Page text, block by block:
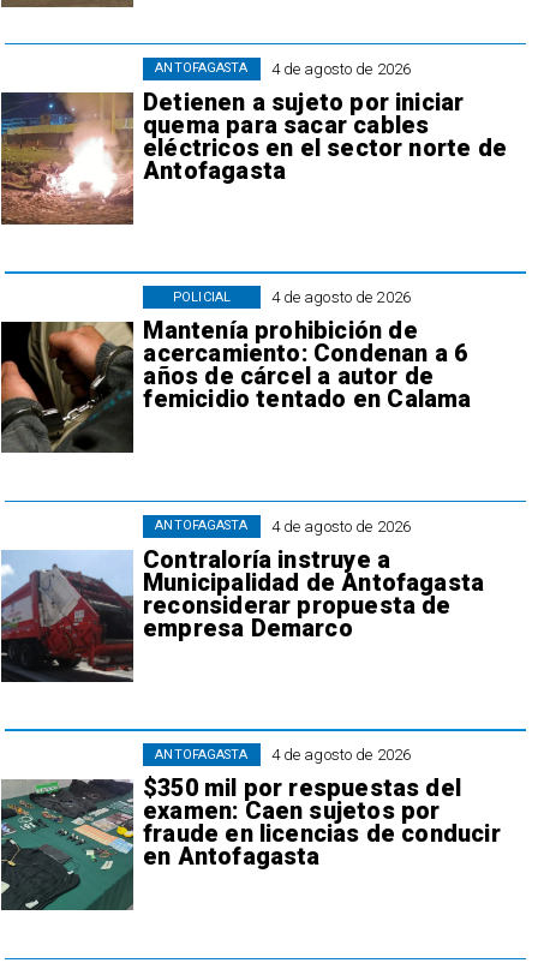
4 de agosto de 2026
Detienen a sujeto por iniciar
quema para sacar cables
eléctricos en el sector norte de
Antofagasta
ANTOFAGASTA
4 de agosto de 2026
Mantenía prohibición de
acercamiento: Condenan a 6
años de cárcel a autor de
femicidio tentado en Calama
POLICIAL
4 de agosto de 2026
Contraloría instruye a
Municipalidad de Antofagasta
reconsiderar propuesta de
empresa Demarco
ANTOFAGASTA
4 de agosto de 2026
$350 mil por respuestas del
examen: Caen sujetos por
fraude en licencias de conducir
en Antofagasta
ANTOFAGASTA